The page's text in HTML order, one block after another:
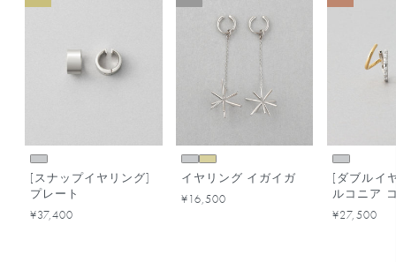
[スナップイヤリング]
プレート
¥37,400
イヤリング イガイガ
¥16,500
[ダブルイ
ルコニア
ー
¥27,500